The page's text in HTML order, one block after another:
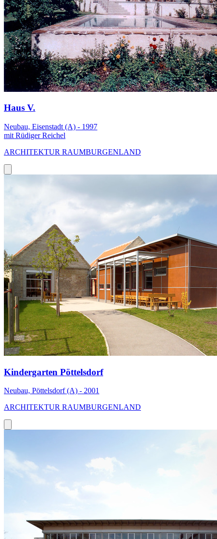
Haus V.
Neubau, Eisenstadt (A) - 1997
mit Rüdiger Reichel
ARCHITEKTUR RAUMBURGENLAND
Kindergarten Pöttelsdorf
Neubau, Pöttelsdorf (A) - 2001
ARCHITEKTUR RAUMBURGENLAND